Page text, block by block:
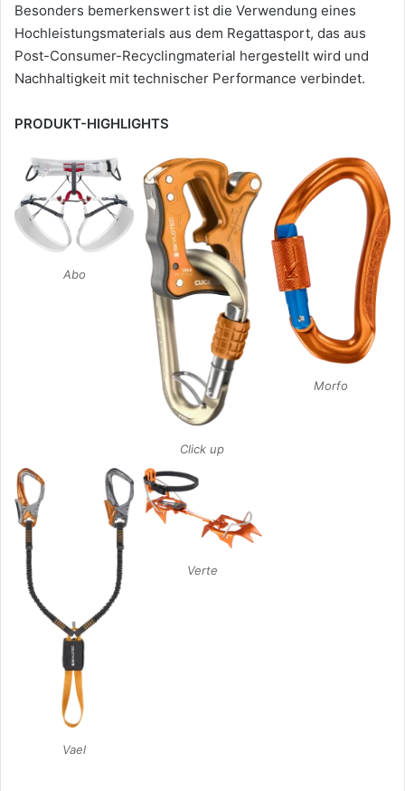
Besonders bemerkenswert ist die Verwendung eines
Hochleistungsmaterials aus dem Regattasport, das aus
Post-Consumer-Recyclingmaterial hergestellt wird und
Nachhaltigkeit mit technischer Performance verbindet.
PRODUKT-HIGHLIGHTS
Abo
Click up
Morfo
Vael
Verte